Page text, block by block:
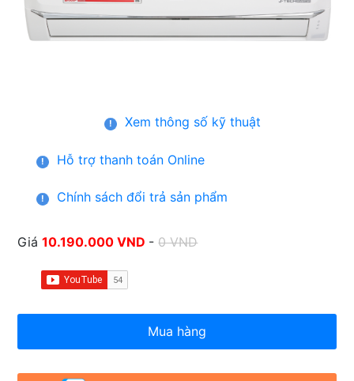
! Xem thông số kỹ thuật
! Hỗ trợ thanh toán Online
! Chính sách đổi trả sản phẩm
Giá10.190.000 VND -0 VND
Mua hàng